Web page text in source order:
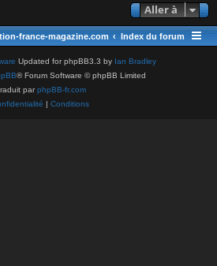
Aller à
france-magazine.com Index du forum
Updated for phpBB3.3 by Ian Bradley
® Forum Software © phpBB Limited
parphpBB-fr.com
| Conditions